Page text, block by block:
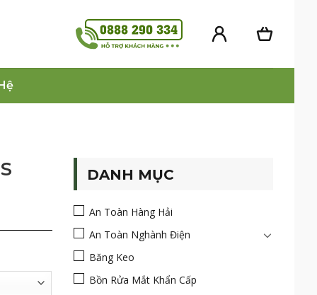
DANH MỤC
An Toàn Hàng Hải
An Toàn Nghành Điện
Băng Keo
Bồn Rửa Mắt Khẩn Cấp